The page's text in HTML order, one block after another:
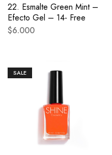
22. Esmalte Green Mint –
Efecto Gel – 14- Free
$6.000
SALE